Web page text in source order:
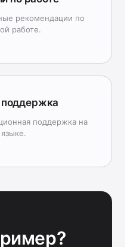
рекомендации по
работе.
поддержка
поддержка на